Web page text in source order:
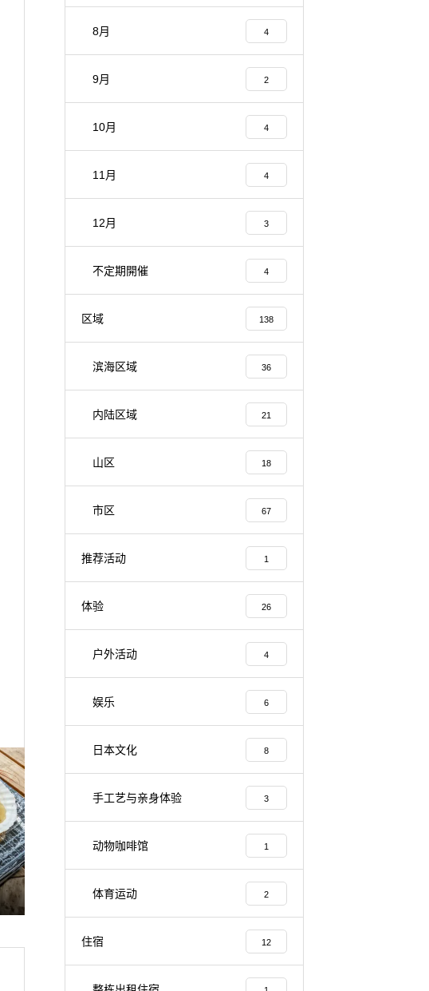
8月 4
9月 2
10月 4
11月 4
12月 3
不定期開催 4
区域 138
滨海区域 36
内陆区域 21
山区 18
市区 67
推荐活动 1
体验 26
户外活动 4
娱乐 6
日本文化 8
手工艺与亲身体验 3
动物咖啡馆 1
体育运动 2
住宿 12